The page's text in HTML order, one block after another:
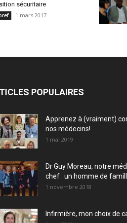
sécuritaire
1 mars 2017
POPULAIRES
Apprenez à (vraiment)
nos médecins!
1 mai 2019
Dr Guy Moreau, notre
chef : un homme de
1 novembre 2018
Infirmière, mon choix de